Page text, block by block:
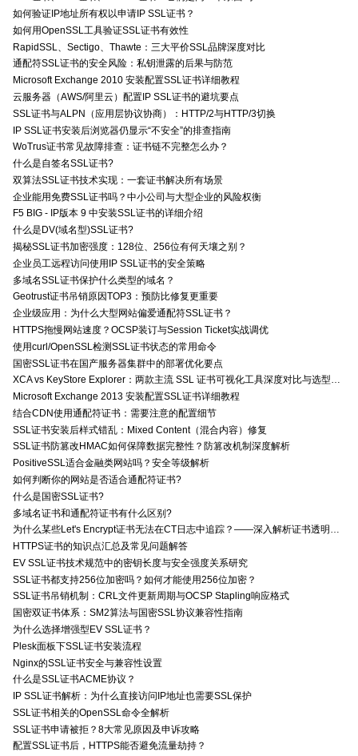
如何验证IP地址所有权以申请IP SSL证书？
如何用OpenSSL工具验证SSL证书有效性
RapidSSL、Sectigo、Thawte：三大平价SSL品牌深度对比
通配符SSL证书的安全风险：私钥泄露的后果与防范
Microsoft Exchange 2010 安装配置SSL证书详细教程
云服务器（AWS/阿里云）配置IP SSL证书的避坑要点
SSL证书与ALPN（应用层协议协商）：HTTP/2与HTTP/3切换
IP SSL证书安装后浏览器仍显示“不安全”的排查指南
WoTrus证书常见故障排查：证书链不完整怎么办？
什么是自签名SSL证书?
双算法SSL证书技术实现：一套证书解决所有场景
企业能用免费SSL证书吗？中小公司与大型企业的风险权衡
F5 BIG - IP版本 9 中安装SSL证书的详细介绍
什么是DV(域名型)SSL证书?
揭秘SSL证书加密强度：128位、256位有何天壤之别？
企业员工远程访问使用IP SSL证书的安全策略
多域名SSL证书保护什么类型的域名？
Geotrust证书吊销原因TOP3：预防比修复更重要
企业级应用：为什么大型网站偏爱通配符SSL证书？
HTTPS拖慢网站速度？OCSP装订与Session Ticket实战调优
使用curl/OpenSSL检测SSL证书状态的常用命令
国密SSL证书在国产服务器集群中的部署优化要点
XCA vs KeyStore Explorer：两款主流 SSL 证书可视化工具深度对比与选型指南
Microsoft Exchange 2013 安装配置SSL证书详细教程
结合CDN使用通配符证书：需要注意的配置细节
SSL证书安装后样式错乱：Mixed Content（混合内容）修复
SSL证书防篡改HMAC如何保障数据完整性？防篡改机制深度解析
PositiveSSL适合金融类网站吗？安全等级解析
如何判断你的网站是否适合通配符证书?
什么是国密SSL证书?
多域名证书和通配符证书有什么区别?
为什么某些Let's Encrypt证书无法在CT日志中追踪？——深入解析证书透明度与Let's Encrypt的关系
HTTPS证书的知识点汇总及常见问题解答
EV SSL证书技术规范中的密钥长度与安全强度关系研究
SSL证书都支持256位加密吗？如何才能使用256位加密？
SSL证书吊销机制：CRL文件更新周期与OCSP Stapling响应格式
国密双证书体系：SM2算法与国密SSL协议兼容性指南
为什么选择增强型EV SSL证书？
Plesk面板下SSL证书安装流程
Nginx的SSL证书安全与兼容性设置
什么是SSL证书ACME协议？
IP SSL证书解析：为什么直接访问IP地址也需要SSL保护
SSL证书相关的OpenSSL命令全解析
SSL证书申请被拒？8大常见原因及申诉攻略
配置SSL证书后，HTTPS能否避免流量劫持？